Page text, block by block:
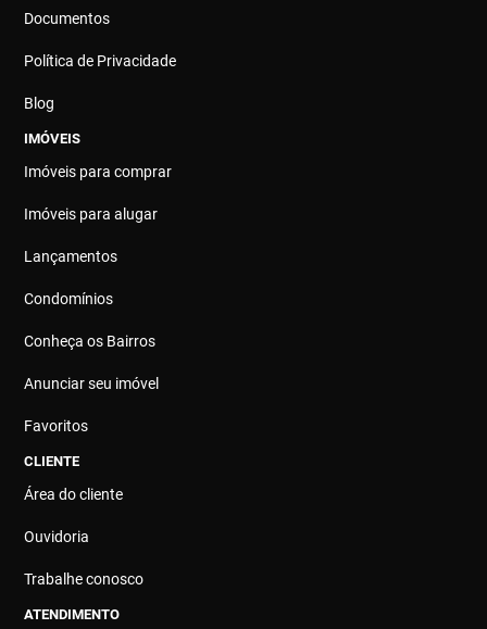
Documentos
Política de Privacidade
Blog
IMÓVEIS
Imóveis para comprar
Imóveis para alugar
Lançamentos
Condomínios
Conheça os Bairros
Anunciar seu imóvel
Favoritos
CLIENTE
Área do cliente
Ouvidoria
Trabalhe conosco
ATENDIMENTO